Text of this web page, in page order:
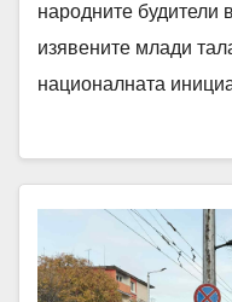
народните будители
изявените млади
националната